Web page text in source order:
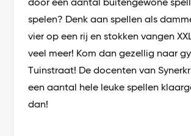
spelen? Denk aan spellen als
vier op een rij en stokken vangen
veel meer! Kom dan gezellig naar
Tuinstraat! De docenten van
een aantal hele leuke spellen
dan!